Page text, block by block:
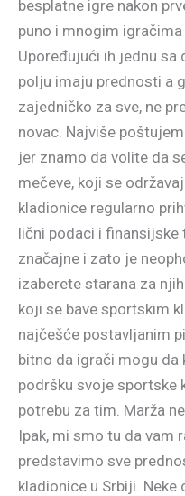
besplatne igre nakon
puno i mnogim
Upoređujući ih jednu
polju imaju prednosti a
zajedničko za sve, ne
novac. Najviše
jer znamo da volite da
mečeve, koji se
kladionice regularno
lični podaci i finansijske
značajne i zato je
izaberete starana za
koji se bave sportskim
najčešće postavljanim
bitno da igrači mogu
podršku svoje sportske
potrebu za tim. Marža
Ipak, mi smo tu da vam
predstavimo sve
kladionice u Srbiji.